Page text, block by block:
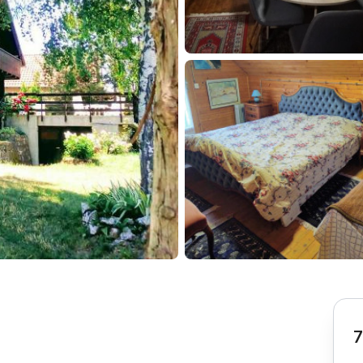
Nova Varoš Valjevo
Kruševac Pirot
Pazar Zrenjanin Vršac
Milanovac Raška Leskovac
Požarevac Senta
Sremska
Mitrovica
Ljubovija
Bela Crkva Negotin